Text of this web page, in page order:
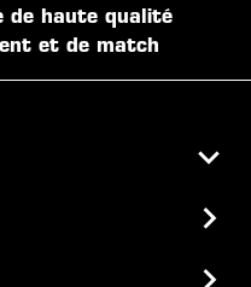
de haute qualité
et de match